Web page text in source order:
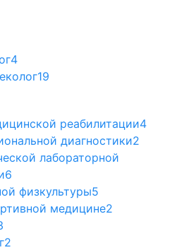
4
19
реабилитации4
диагностики2
лабораторной
6
физкультуры5
медицине2
2